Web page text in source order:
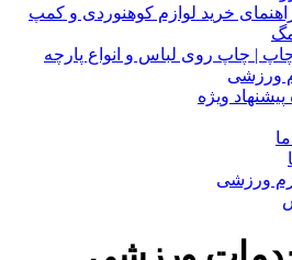
خرید لوازم کوهنوردی و کمپ
| چاپ روی لباس و انواع پارچه
ورزشی
پیشنهاد ویژه
ورزشی